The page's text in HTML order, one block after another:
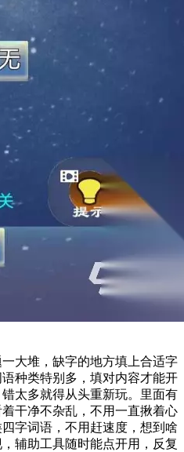
大堆，缺字的地方填上合适字
种类特别多，填对内容才能开
太多就得从头重新玩。里面有
干净不杂乱，不用一直揪着心
字词语，不用赶速度，想到啥
辅助工具随时能点开用，反复